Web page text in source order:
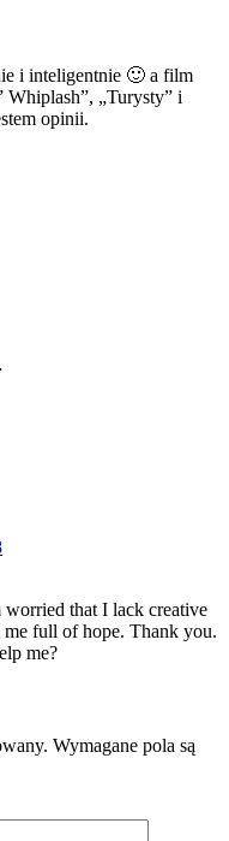
i inteligentnie 🙂 a film
Whiplash”, „Turysty” i
opinii.
that I lack creative
me full of hope. Thank you.
me?
Wymagane pola są